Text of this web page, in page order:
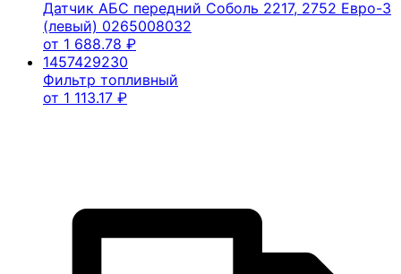
Датчик АБС передний Соболь 2217, 2752 Евро-3
(левый) 0265008032
от 1 688.78 ₽
1457429230
Фильтр топливный
от 1 113.17 ₽